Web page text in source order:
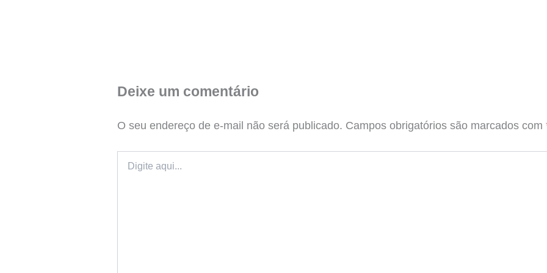
Deixe um comentário
O seu endereço de e-mail não será publicado. Campos obrigatórios são marcados com
aqui...